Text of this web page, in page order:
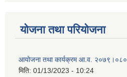
योजना तथा परियोजना
आयोजना तथा कार्यक्रम आ.व. २०७९।०८०
मिति: 01/13/2023 - 10:24